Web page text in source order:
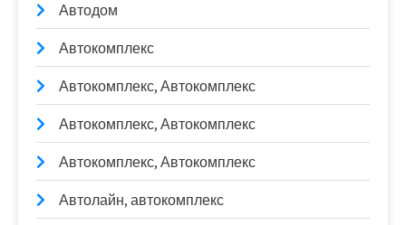
Автодом
Автокомплекс
Автокомплекс, Автокомплекс
Автокомплекс, Автокомплекс
Автокомплекс, Автокомплекс
Автолайн, автокомплекс